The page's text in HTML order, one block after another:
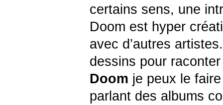
certains sens, une
Doom est hyper
avec d’autres
dessins pour
Doom je peux le
parlant des albums